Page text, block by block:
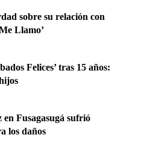
sobre su relación con
Llamo’
Felices’ tras 15 años:
en Fusagasugá sufrió
los daños